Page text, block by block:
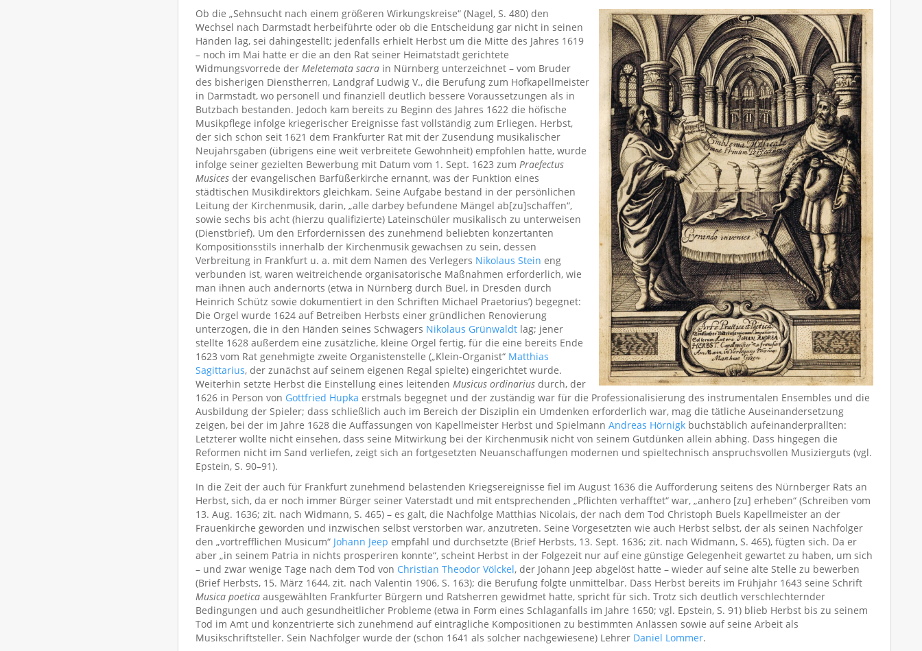
Ob die „Sehnsucht nach einem größeren Wirkungskreise“ (Nagel, S. 480) den
Wechsel nach Darmstadt herbeiführte oder ob die Entscheidung gar nicht in seinen
Händen lag, sei dahingestellt; jedenfalls erhielt Herbst um die Mitte des Jahres 1619
– noch im Mai hatte er die an den Rat seiner Heimatstadt gerichtete
Widmungsvorrede der Meletemata sacra in Nürnberg unterzeichnet – vom Bruder
des bisherigen Dienstherren, Landgraf Ludwig V., die Berufung zum Hofkapellmeister
in Darmstadt, wo personell und finanziell deutlich bessere Voraussetzungen als in
Butzbach bestanden. Jedoch kam bereits zu Beginn des Jahres 1622 die höfische
Musikpflege infolge kriegerischer Ereignisse fast vollständig zum Erliegen. Herbst,
der sich schon seit 1621 dem Frankfurter Rat mit der Zusendung musikalischer
Neujahrsgaben (übrigens eine weit verbreitete Gewohnheit) empfohlen hatte, wurde
infolge seiner gezielten Bewerbung mit Datum vom 1. Sept. 1623 zum Praefectus
Musices der evangelischen Barfüßerkirche ernannt, was der Funktion eines
städtischen Musikdirektors gleichkam. Seine Aufgabe bestand in der persönlichen
Leitung der Kirchenmusik, darin, „alle darbey befundene Mängel ab[zu]schaffen“,
sowie sechs bis acht (hierzu qualifizierte) Lateinschüler musikalisch zu unterweisen
(Dienstbrief). Um den Erfordernissen des zunehmend beliebten konzertanten
Kompositionsstils innerhalb der Kirchenmusik gewachsen zu sein, dessen
Verbreitung in Frankfurt u. a. mit dem Namen des Verlegers Nikolaus Stein eng
verbunden ist, waren weitreichende organisatorische Maßnahmen erforderlich, wie
man ihnen auch andernorts (etwa in Nürnberg durch Buel, in Dresden durch
Heinrich Schütz sowie dokumentiert in den Schriften Michael Praetorius’) begegnet:
Die Orgel wurde 1624 auf Betreiben Herbsts einer gründlichen Renovierung
unterzogen, die in den Händen seines Schwagers Nikolaus Grünwaldt lag; jener
stellte 1628 außerdem eine zusätzliche, kleine Orgel fertig, für die eine bereits Ende
1623 vom Rat genehmigte zweite Organistenstelle („Klein-Organist“ Matthias
Sagittarius, der zunächst auf seinem eigenen Regal spielte) eingerichtet wurde.
Weiterhin setzte Herbst die Einstellung eines leitenden Musicus ordinarius durch, der
1626 in Person von Gottfried Hupka erstmals begegnet und der zuständig war für die Professionalisierung des instrumentalen Ensembles und die
Ausbildung der Spieler; dass schließlich auch im Bereich der Disziplin ein Umdenken erforderlich war, mag die tätliche Auseinandersetzung
zeigen, bei der im Jahre 1628 die Auffassungen von Kapellmeister Herbst und Spielmann Andreas Hörnigk buchstäblich aufeinanderprallten:
Letzterer wollte nicht einsehen, dass seine Mitwirkung bei der Kirchenmusik nicht von seinem Gutdünken allein abhing. Dass hingegen die
Reformen nicht im Sand verliefen, zeigt sich an fortgesetzten Neuanschaffungen modernen und spieltechnisch anspruchsvollen Musizierguts (vgl.
Epstein, S. 90–91).
In die Zeit der auch für Frankfurt zunehmend belastenden Kriegsereignisse fiel im August 1636 die Aufforderung seitens des Nürnberger Rats an
Herbst, sich, da er noch immer Bürger seiner Vaterstadt und mit entsprechenden „Pflichten verhafftet“ war, „anhero [zu] erheben“ (Schreiben vom
13. Aug. 1636; zit. nach Widmann, S. 465) – es galt, die Nachfolge Matthias Nicolais, der nach dem Tod Christoph Buels Kapellmeister an der
Frauenkirche geworden und inzwischen selbst verstorben war, anzutreten. Seine Vorgesetzten wie auch Herbst selbst, der als seinen Nachfolger
den „vortrefflichen Musicum“ Johann Jeep empfahl und durchsetzte (Brief Herbsts, 13. Sept. 1636; zit. nach Widmann, S. 465), fügten sich. Da er
aber „in seinem Patria in nichts prosperiren konnte“, scheint Herbst in der Folgezeit nur auf eine günstige Gelegenheit gewartet zu haben, um sich
– und zwar wenige Tage nach dem Tod von Christian Theodor Völckel, der Johann Jeep abgelöst hatte – wieder auf seine alte Stelle zu bewerben
(Brief Herbsts, 15. März 1644, zit. nach Valentin 1906, S. 163); die Berufung folgte unmittelbar. Dass Herbst bereits im Frühjahr 1643 seine Schrift
Musica poetica ausgewählten Frankfurter Bürgern und Ratsherren gewidmet hatte, spricht für sich. Trotz sich deutlich verschlechternder
Bedingungen und auch gesundheitlicher Probleme (etwa in Form eines Schlaganfalls im Jahre 1650; vgl. Epstein, S. 91) blieb Herbst bis zu seinem
Tod im Amt und konzentrierte sich zunehmend auf einträgliche Kompositionen zu bestimmten Anlässen sowie auf seine Arbeit als
Musikschriftsteller. Sein Nachfolger wurde der (schon 1641 als solcher nachgewiesene) Lehrer Daniel Lommer.